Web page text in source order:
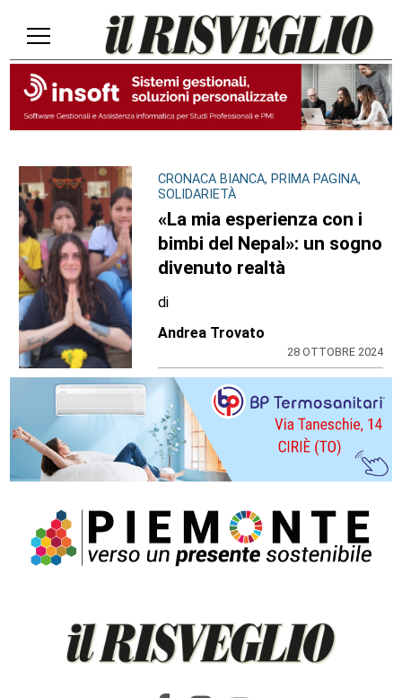
CRONACA BIANCA, PRIMA PAGINA,
SOLIDARIETÀ
«La mia esperienza con i
bimbi del Nepal»: un sogno
divenuto realtà
di
Andrea Trovato
28 OTTOBRE 2024